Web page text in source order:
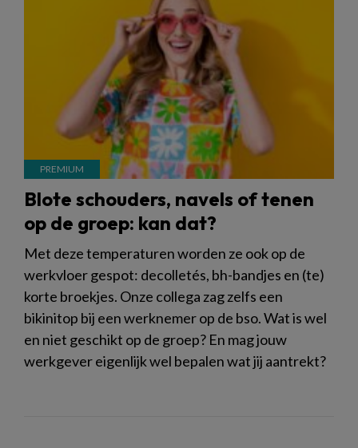
Blote schouders, navels of tenen
op de groep: kan dat?
Met deze temperaturen worden ze ook op de
werkvloer gespot: decolletés, bh-bandjes en (te)
korte broekjes. Onze collega zag zelfs een
bikinitop bij een werknemer op de bso. Wat is wel
en niet geschikt op de groep? En mag jouw
werkgever eigenlijk wel bepalen wat jij aantrekt?